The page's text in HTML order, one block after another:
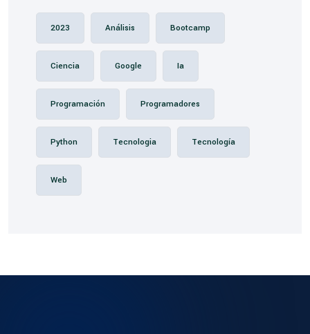
2023 Análisis Bootcamp
Ciencia Google Ia
Programación Programadores
Python Tecnologia Tecnología
Web